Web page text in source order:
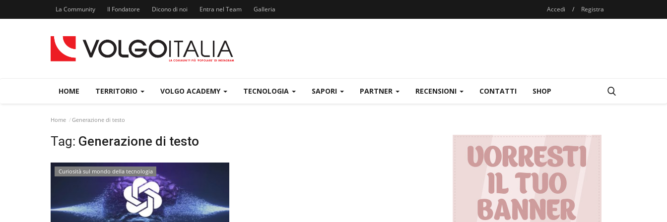
La Community Il Fondatore Dicono di noi Entra nel Team Galleria Accedi / Registra
HOME TERRITORIO VOLGO ACADEMY TECNOLOGIA SAPORI PARTNER RECENSIONI CONTATTI SHOP
Home Generazione di testo
Tag: Generazione di testo
Curiosità sul mondo della tecnologia